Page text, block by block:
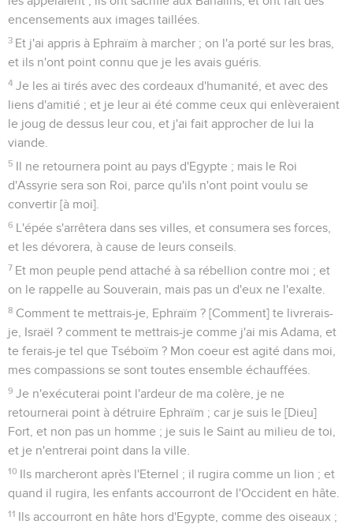
encensements aux images taillées.
3 Et j'ai appris à Ephraïm à marcher ; on l'a porté sur les bras,
et ils n'ont point connu que je les avais guéris.
4 Je les ai tirés avec des cordeaux d'humanité, et avec des
liens d'amitié ; et je leur ai été comme ceux qui enlèveraient
le joug de dessus leur cou, et j'ai fait approcher de lui la
viande.
5 Il ne retournera point au pays d'Egypte ; mais le Roi
d'Assyrie sera son Roi, parce qu'ils n'ont point voulu se
convertir [à moi].
6 L'épée s'arrêtera dans ses villes, et consumera ses forces,
et les dévorera, à cause de leurs conseils.
7 Et mon peuple pend attaché à sa rébellion contre moi ; et
on le rappelle au Souverain, mais pas un d'eux ne l'exalte.
8 Comment te mettrais-je, Ephraïm ? [Comment] te livrerais-
je, Israël ? comment te mettrais-je comme j'ai mis Adama, et
te ferais-je tel que Tséboïm ? Mon coeur est agité dans moi,
mes compassions se sont toutes ensemble échauffées.
9 Je n'exécuterai point l'ardeur de ma colère, je ne
retournerai point à détruire Ephraïm ; car je suis le [Dieu]
Fort, et non pas un homme ; je suis le Saint au milieu de toi,
et je n'entrerai point dans la ville.
10 Ils marcheront après l'Eternel ; il rugira comme un lion ; et
quand il rugira, les enfants accourront de l'Occident en hâte.
11 Ils accourront en hâte hors d'Egypte, comme des oiseaux ;